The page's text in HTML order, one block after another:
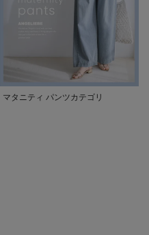
マタニティ パンツカテゴリ